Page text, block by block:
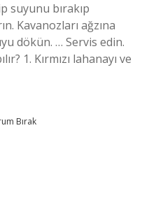
suyunu bırakıp
Kavanozları ağzına
dökün. … Servis edin.
1. Kırmızı lahanayı ve
Bırak